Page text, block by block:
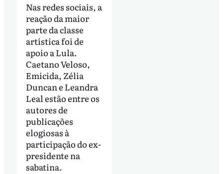
Nas redes sociais, a
reação da maior
parte da classe
artística foi de
apoio a Lula.
Caetano Veloso,
Emicida, Zélia
Duncan e Leandra
Leal estão entre os
autores de
publicações
elogiosas à
participação do ex-
presidente na
sabatina.